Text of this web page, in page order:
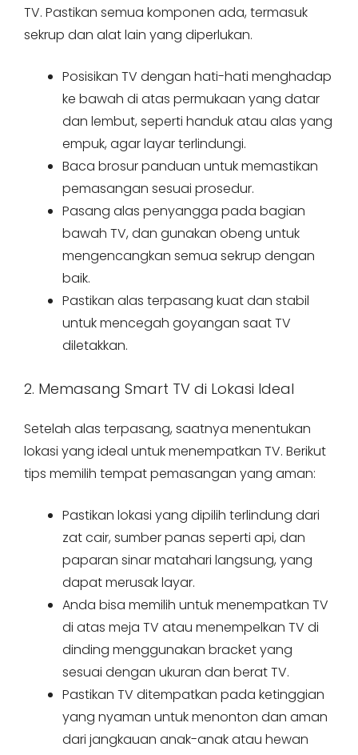
TV. Pastikan semua komponen ada, termasuk
sekrup dan alat lain yang diperlukan.
Posisikan TV dengan hati-hati menghadap
ke bawah di atas permukaan yang datar
dan lembut, seperti handuk atau alas yang
empuk, agar layar terlindungi.
Baca brosur panduan untuk memastikan
pemasangan sesuai prosedur.
Pasang alas penyangga pada bagian
bawah TV, dan gunakan obeng untuk
mengencangkan semua sekrup dengan
baik.
Pastikan alas terpasang kuat dan stabil
untuk mencegah goyangan saat TV
diletakkan.
2. Memasang Smart TV di Lokasi Ideal
Setelah alas terpasang, saatnya menentukan
lokasi yang ideal untuk menempatkan TV. Berikut
tips memilih tempat pemasangan yang aman:
Pastikan lokasi yang dipilih terlindung dari
zat cair, sumber panas seperti api, dan
paparan sinar matahari langsung, yang
dapat merusak layar.
Anda bisa memilih untuk menempatkan TV
di atas meja TV atau menempelkan TV di
dinding menggunakan bracket yang
sesuai dengan ukuran dan berat TV.
Pastikan TV ditempatkan pada ketinggian
yang nyaman untuk menonton dan aman
dari jangkauan anak-anak atau hewan